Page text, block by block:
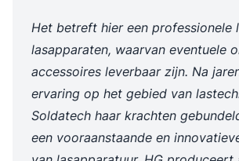
Het betreft hier een professionele
lasapparaten, waarvan eventuele
accessoires leverbaar zijn. Na
ervaring op het gebied van
Soldatech haar krachten
een vooraanstaande en